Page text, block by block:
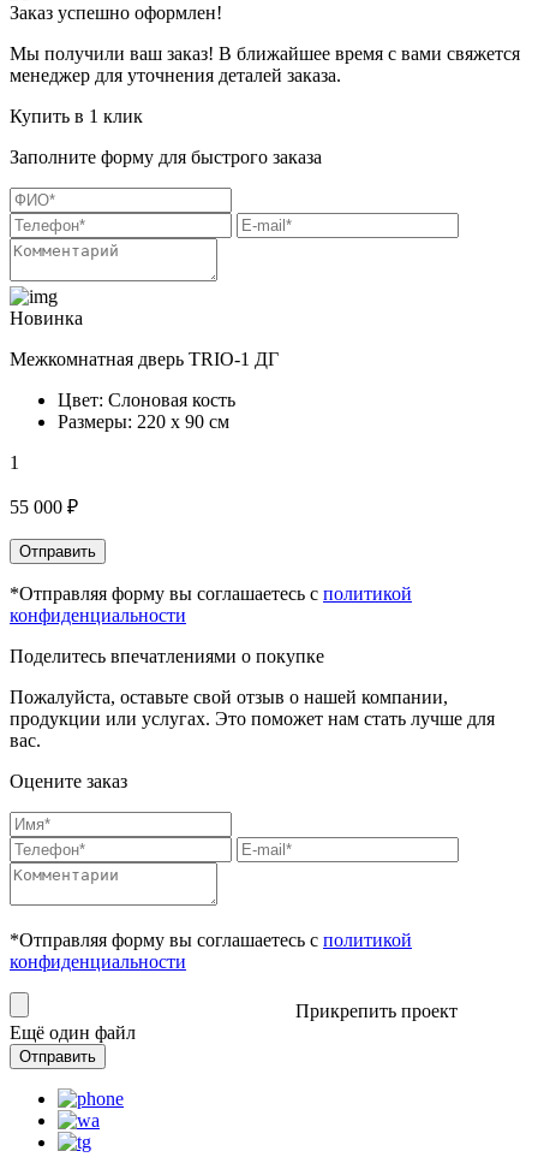
Заказ успешно оформлен!
Мы получили ваш заказ! В ближайшее время с вами свяжется
менеджер для уточнения деталей заказа.
Купить в 1 клик
Заполните форму для быстрого заказа
Новинка
Межкомнатная дверь TRIO-1 ДГ
Цвет: Слоновая кость
Размеры: 220 х 90 см
1
55 000 ₽
Отправить
*Отправляя форму вы соглашаетесь с политикой
конфиденциальности
Поделитесь впечатлениями о покупке
Пожалуйста, оставьте свой отзыв о нашей компании,
продукции или услугах. Это поможет нам стать лучше для
вас.
Оцените заказ
*Отправляя форму вы соглашаетесь с политикой
конфиденциальности
Прикрепить проект
Ещё один файл
Отправить